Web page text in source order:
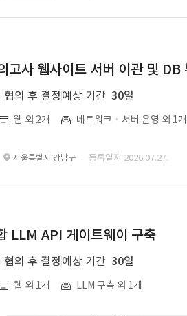
고사 웹사이트 서버 이관 및 DB
협의 후 결정 예상 기간 30일
웹 외 2개 네트워크ㆍ서버 운영 외 1개
서울특별시 강남구 · 등록일자 2026.07.27.
LLM API 게이트웨이 구축
협의 후 결정 예상 기간 30일
웹 외 1개 LLM 구축 외 1개